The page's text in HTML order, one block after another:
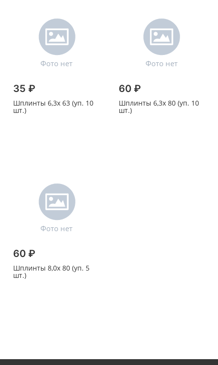
35 ₽
Шплинты 6,3х 63 (уп. 10
шт.)
60 ₽
Шплинты 6,3х 80 (уп. 10
шт.)
60 ₽
Шплинты 8,0х 80 (уп. 5
шт.)